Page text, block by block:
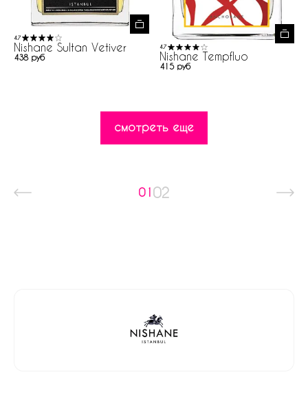
4.7
Nishane Sultan Vetiver
438 руб
4.7
Nishane Tempfluo
415 руб
смотреть еще
01 02